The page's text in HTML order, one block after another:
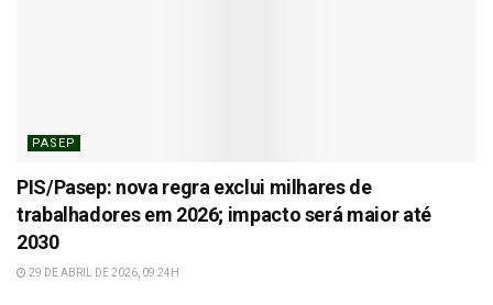
PASEP
PIS/Pasep: nova regra exclui milhares de
trabalhadores em 2026; impacto será maior até
2030
29 DE ABRIL DE 2026, 09:24H